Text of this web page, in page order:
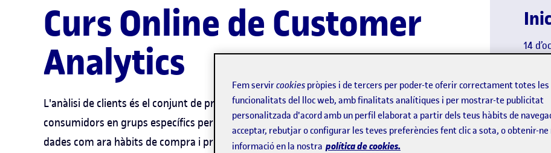
Curs Online de Customer
Analytics
L'anàlisi de clients és el conjunt de processos i tecnologies que permeten segmentar
consumidors en grups específics per oferir productes i serveis personalitzats. Analitzant
dades com ara hàbits de compra i preferències, les empreses poden preveure necessitats i
14
Fem servircookies pròpies i de tercers per poder-te oferir correctament totes les
funcionalitats del lloc web, amb finalitats analítiques i per mostrar-te publicitat
personalitzada d'acord amb un perfil elaborat a partir dels teus hàbits de
acceptar, rebutjar o configurar les teves preferències fent clic a sota, o obtenir-ne
informació en la nostra política de cookies.